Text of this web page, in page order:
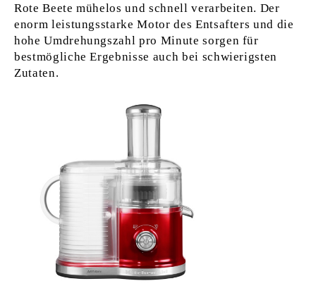
Rote Beete mühelos und schnell verarbeiten. Der
enorm leistungsstarke Motor des Entsafters und die
hohe Umdrehungszahl pro Minute sorgen für
bestmögliche Ergebnisse auch bei schwierigsten
Zutaten.